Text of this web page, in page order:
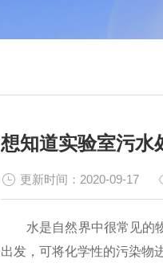
想知道实验室污水
更新时间：2020-09-17
水是自然界中很常见的物
出发，可将化学性的污染物